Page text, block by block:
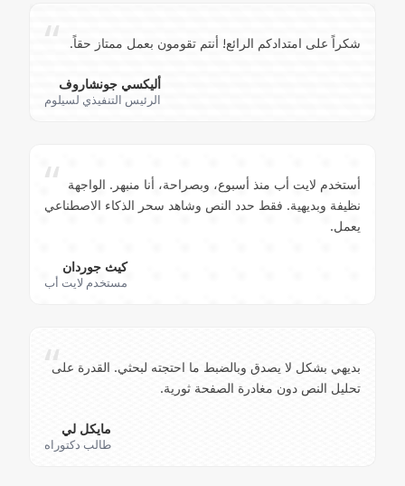
“ شكراً على امتدادكم الرائع! أنتم تقومون بعمل ممتاز حقاً.
أليكسي جونشاروف
الرئيس التنفيذي لسيلوم
“ أستخدم لايت أب منذ أسبوع، وبصراحة، أنا منبهر. الواجهة
نظيفة وبديهية. فقط حدد النص وشاهد سحر الذكاء الاصطناعي
يعمل.
كيث جوردان
مستخدم لايت أب
“بديهي بشكل لا يصدق وبالضبط ما احتجته لبحثي. القدرة على
تحليل النص دون مغادرة الصفحة ثورية.
مايكل لي
طالب دكتوراه